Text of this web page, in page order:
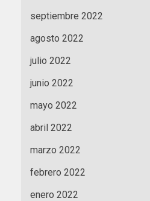
septiembre 2022
agosto 2022
julio 2022
junio 2022
mayo 2022
abril 2022
marzo 2022
febrero 2022
enero 2022